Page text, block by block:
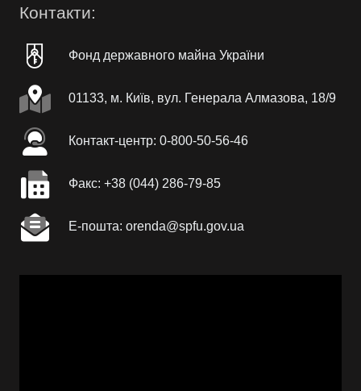
Контакти:
Фонд державного майна України
01133, м. Київ, вул. Генерала Алмазова, 18/9
Контакт-центр: 0-800-50-56-46
Факc: +38 (044) 286-79-85
Е-пошта: orenda@spfu.gov.ua